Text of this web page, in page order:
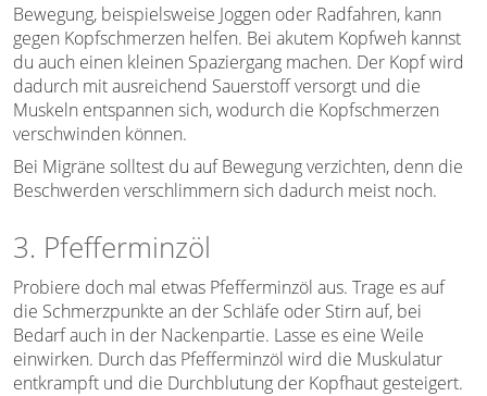
Bewegung, beispielsweise Joggen oder Radfahren, kann
gegen Kopfschmerzen helfen. Bei akutem Kopfweh kannst
du auch einen kleinen Spaziergang machen. Der Kopf wird
dadurch mit ausreichend Sauerstoff versorgt und die
Muskeln entspannen sich, wodurch die Kopfschmerzen
verschwinden können.
Bei Migräne solltest du auf Bewegung verzichten, denn die
Beschwerden verschlimmern sich dadurch meist noch.
3. Pfefferminzöl
Probiere doch mal etwas Pfefferminzöl aus. Trage es auf
die Schmerzpunkte an der Schläfe oder Stirn auf, bei
Bedarf auch in der Nackenpartie. Lasse es eine Weile
einwirken. Durch das Pfefferminzöl wird die Muskulatur
entkrampft und die Durchblutung der Kopfhaut gesteigert.